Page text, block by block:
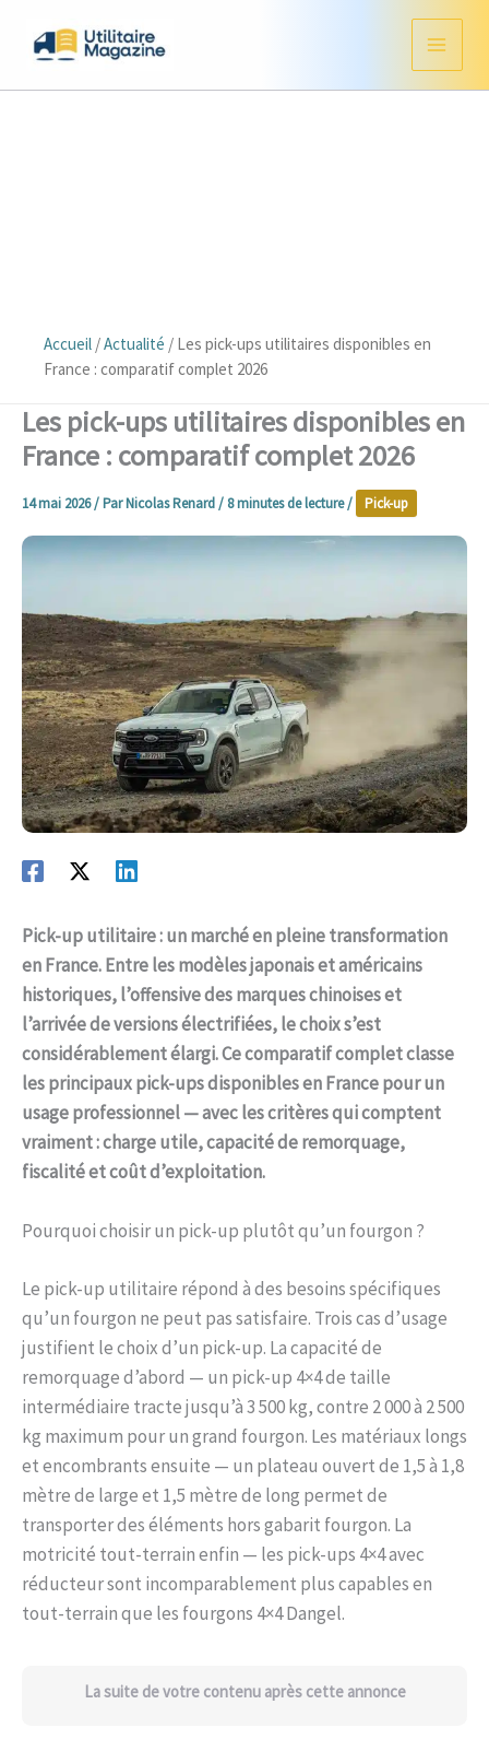
Accueil /Actualité / Les pick-ups utilitaires disponibles en
France : comparatif complet 2026
Les pick-ups utilitaires disponibles en
France : comparatif complet 2026
14 mai 2026/ ParNicolas Renard/ 8 minutes de lecture/ Pick-up
Pick-up utilitaire : un marché en pleine transformation
en France. Entre les modèles japonais et américains
historiques, l’offensive des marques chinoises et
l’arrivée de versions électrifiées, le choix s’est
considérablement élargi. Ce comparatif complet classe
les principaux pick-ups disponibles en France pour un
usage professionnel — avec les critères qui comptent
vraiment : charge utile, capacité de remorquage,
fiscalité et coût d’exploitation.
Pourquoi choisir un pick-up plutôt qu’un fourgon ?
Le pick-up utilitaire répond à des besoins spécifiques
qu’un fourgon ne peut pas satisfaire. Trois cas d’usage
justifient le choix d’un pick-up. La capacité de
remorquage d’abord — un pick-up 4×4 de taille
intermédiaire tracte jusqu’à 3 500 kg, contre 2 000 à 2 500
kg maximum pour un grand fourgon. Les matériaux longs
et encombrants ensuite — un plateau ouvert de 1,5 à 1,8
mètre de large et 1,5 mètre de long permet de
transporter des éléments hors gabarit fourgon. La
motricité tout-terrain enfin — les pick-ups 4×4 avec
réducteur sont incomparablement plus capables en
tout-terrain que les fourgons 4×4 Dangel.
La suite de votre contenu après cette annonce